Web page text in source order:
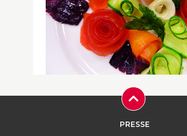
Le Bouquet du jardin d’Eugène
PRESSE